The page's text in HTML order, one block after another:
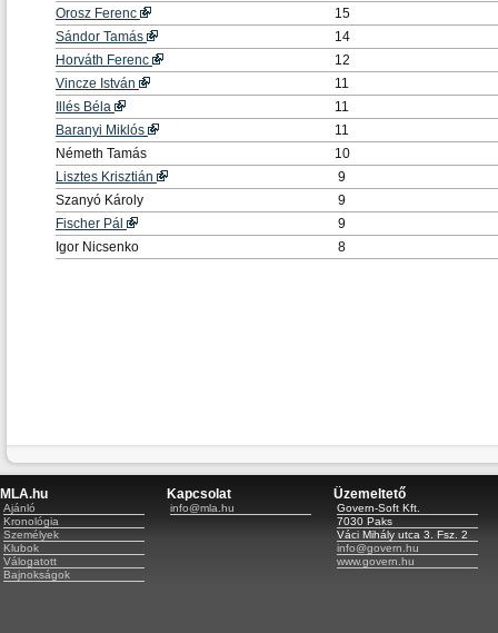
Orosz Ferenc
15
Sándor Tamás
14
Horváth Ferenc
12
Vincze István
11
Illés Béla
11
Baranyi Miklós
11
Németh Tamás
10
Lisztes Krisztián
9
Szanyó Károly
9
Fischer Pál
9
Igor Nicsenko
8
MLA.hu
Ajánló
Kronológia
Személyek
Klubok
Válogatott
Bajnokságok
Kapcsolat
info@mla.hu
Üzemeltető
Govern-Soft Kft.
7030 Paks
Váci Mihály utca 3. Fsz. 2
info@govern.hu
www.govern.hu